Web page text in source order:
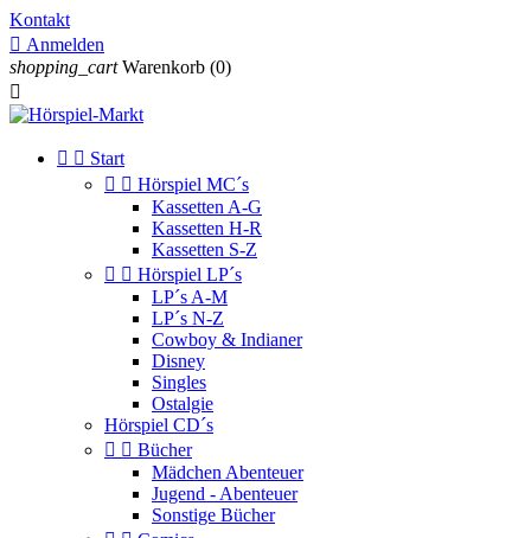
Kontakt
 Anmelden
shopping_cart Warenkorb (0)

  Start
  Hörspiel MC´s
Kassetten A-G
Kassetten H-R
Kassetten S-Z
  Hörspiel LP´s
LP´s A-M
LP´s N-Z
Cowboy & Indianer
Disney
Singles
Ostalgie
Hörspiel CD´s
  Bücher
Mädchen Abenteuer
Jugend - Abenteuer
Sonstige Bücher